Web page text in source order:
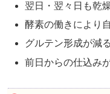
翌日・翌々日も乾
酵素の働きにより
グルテン形成が減
前日からの仕込み